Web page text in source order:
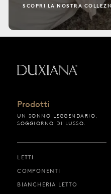
SCOPRI LA NOSTRA
Prodotti
UN SONNO LEGGENDARIO.
SOGGIORNO DI LUSSO.
LETTI
COMPONENTI
BIANCHERIA LETTO